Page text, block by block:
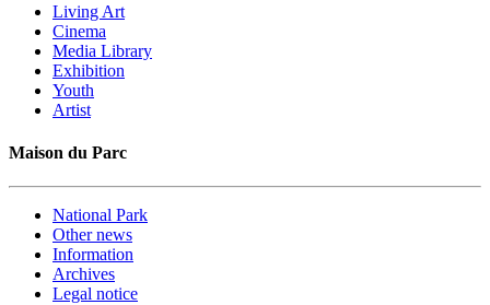
Living Art
Cinema
Media Library
Exhibition
Youth
Artist
Maison du Parc
National Park
Other news
Information
Archives
Legal notice